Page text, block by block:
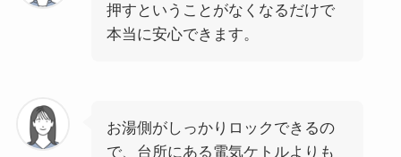
押すということがなくなるだけで
本当に安心できます。
お湯側がしっかりロックできるの
で、台所にある電気ケトルよりも